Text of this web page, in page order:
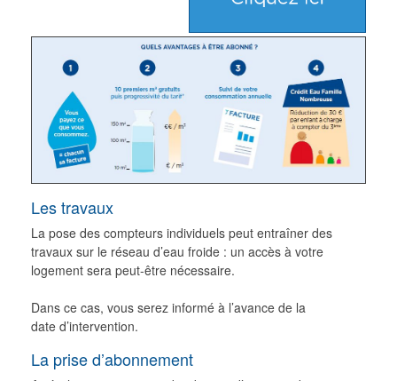
Les travaux
La pose des compteurs individuels peut entraîner des
travaux sur le réseau d’eau froide : un accès à votre
logement sera peut-être nécessaire.
Dans ce cas, vous serez informé à l’avance de la
date d’intervention.
La prise d’abonnement